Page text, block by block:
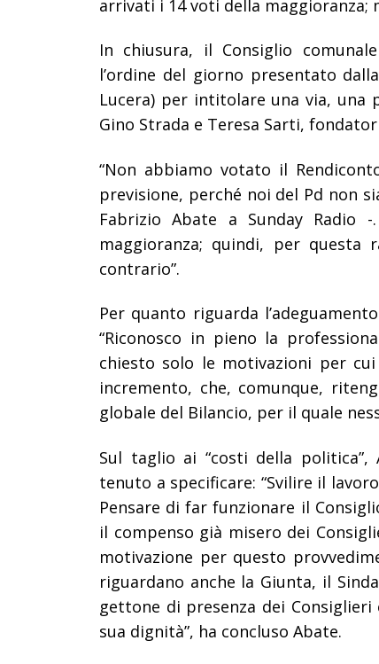
arrivati i 14 voti della maggioranza;
In chiusura, il Consiglio
l’ordine del giorno presentato
Lucera) per intitolare una via, una
Gino Strada e Teresa Sarti,
“Non abbiamo votato il
previsione, perché noi del Pd non
Fabrizio Abate a Sunday
maggioranza; quindi, per
contrario”.
Per quanto riguarda
“Riconosco in pieno la
chiesto solo le motivazioni per
incremento, che, comunque,
globale del Bilancio, per il quale
Sul taglio ai “costi della
tenuto a specificare: “Svilire il
Pensare di far funzionare il
il compenso già misero dei
motivazione per questo
riguardano anche la Giunta, il
gettone di presenza dei
sua dignità”, ha concluso Abate.